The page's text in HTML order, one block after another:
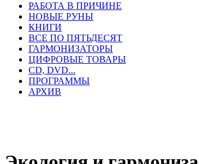
РАБОТА В ПРИЧИНЕ
НОВЫЕ РУНЫ
КНИГИ
ВСЕ ПО ПЯТЬДЕСЯТ
ГАРМОНИЗАТОРЫ
ЦИФРОВЫЕ ТОВАРЫ
CD, DVD...
ПРОГРАММЫ
АРХИВ